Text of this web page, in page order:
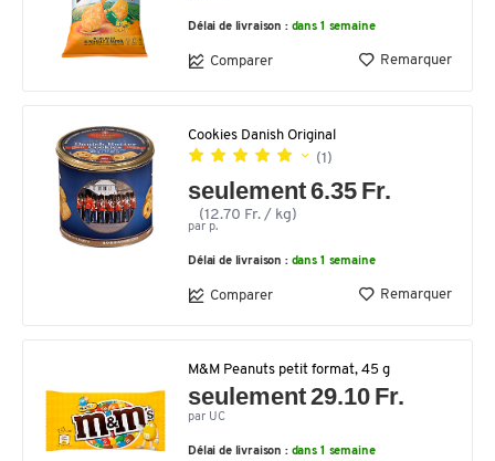
Délai de livraison : dans 1 semaine
Comparer Remarquer
Cookies Danish Original
(1)
seulement 6.35 Fr.
(12.70 Fr. / kg)
par p.
Délai de livraison : dans 1 semaine
Comparer Remarquer
M&M Peanuts petit format, 45 g
seulement 29.10 Fr.
par UC
Délai de livraison : dans 1 semaine